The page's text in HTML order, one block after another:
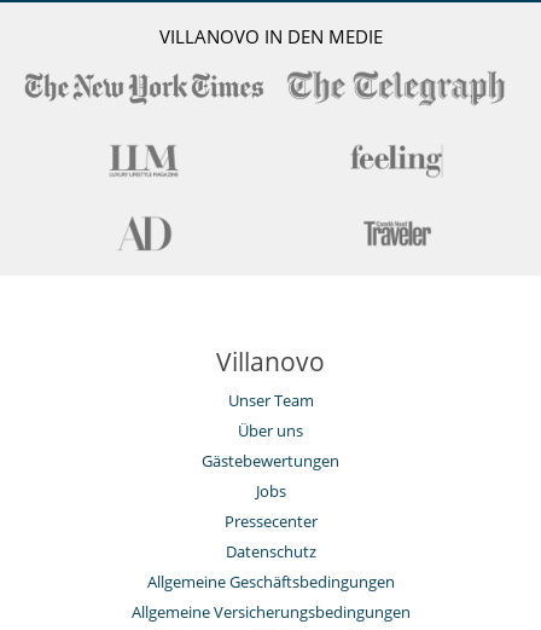
VILLANOVO IN DEN MEDIE
Villanovo
Unser Team
Über uns
Gästebewertungen
Jobs
Pressecenter
Datenschutz
Allgemeine Geschäftsbedingungen
Allgemeine Versicherungsbedingungen